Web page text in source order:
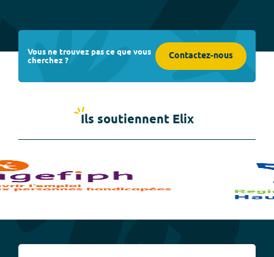
Vous ne trouvez pas ce que vous
cherchez ? Contactez-nous
Ils soutiennent Elix